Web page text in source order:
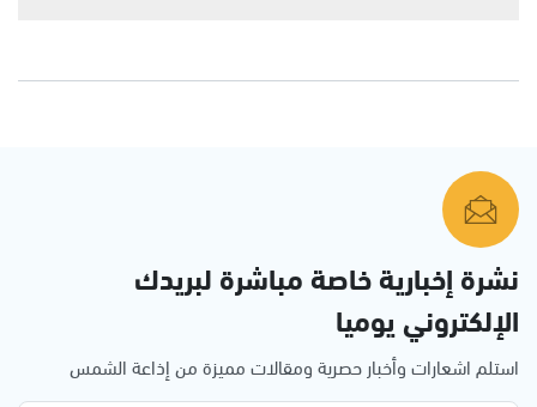
نشرة إخبارية خاصة مباشرة لبريدك
الإلكتروني يوميا
استلم اشعارات وأخبار حصرية ومقالات مميزة من إذاعة الشمس